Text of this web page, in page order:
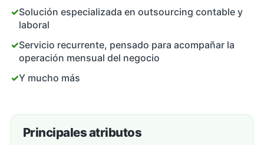
✓Solución especializada en outsourcing contable y
laboral
✓Servicio recurrente, pensado para acompañar la
operación mensual del negocio
✓Y mucho más
Principales atributos